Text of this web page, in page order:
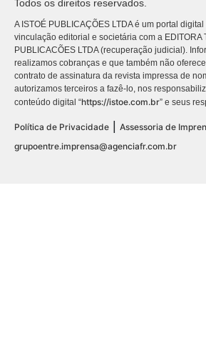
Todos os direitos reservados.
A ISTOÉ PUBLICAÇÕES LTDA é um portal
vinculação editorial e societária com a EDITORA
PUBLICACÕES LTDA (recuperação judicial).
realizamos cobranças e que também não
contrato de assinatura da revista impressa de
autorizamos terceiros a fazê-lo, nos
conteúdo digital “https://istoe.com.br” e seus
Política de Privacidade
Assessoria de
grupoentre.imprensa@agenciafr.com.br